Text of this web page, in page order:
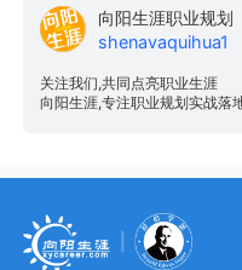
向阳生涯职业规划
shenavaquihua1
关注我们,共同点亮职业生涯
向阳生涯,专注职业规划实战落